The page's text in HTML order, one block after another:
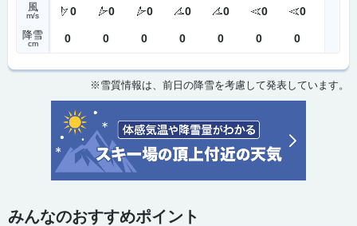
風
m/s
降雪
cm
0
0
0
0
0
0
0
0
0
0
0
0
0
0
※雪質情報は、前日の降雪を考慮して発表しています。
みんなのおすすめポイント